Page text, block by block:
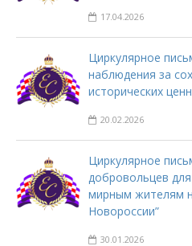
17.04.2026
Циркулярное
наблюдения за
исторических
20.02.2026
Циркулярное
добровольцев
мирным жителям
Новороссии”
30.01.2026